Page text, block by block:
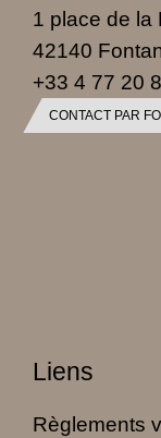
1 place de la
42140
+33 4 77 20
CONTACT PAR
Liens
Règlements